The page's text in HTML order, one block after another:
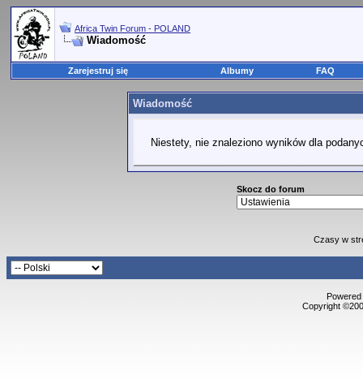
Africa Twin Forum - POLAND
Wiadomość
Zarejestruj się Albumy FAQ
Wiadomość
Niestety, nie znaleziono wyników dla
Skocz do forum
Czasy w
Copyright